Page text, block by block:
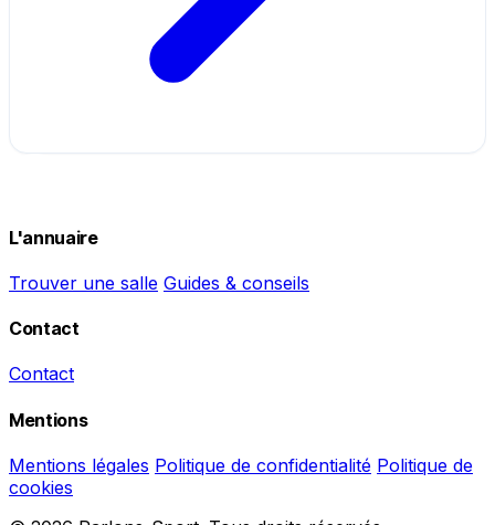
L'annuaire
Trouver une salle Guides & conseils
Contact
Contact
Mentions
Mentions légales Politique de confidentialité Politique de
cookies